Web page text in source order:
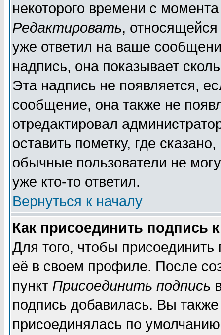
некоторого времени с
Редактировать,
уже ответил на ваше
надпись, она показывает
Эта надпись не появляется,
сообщение, она также не
отредактировал
оставить пометку, где
обычные пользователи не
уже кто-то ответил.
Вернуться к началу
Как присоединить подпись
Для того, чтобы
её в своем профиле. После
пункт Присоединить подпись
подпись добавилась. Вы
присоединялась по